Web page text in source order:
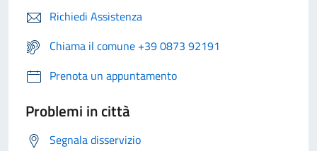
Richiedi Assistenza
Chiama il comune +39 0873 92191
Prenota un appuntamento
Problemi in città
Segnala disservizio